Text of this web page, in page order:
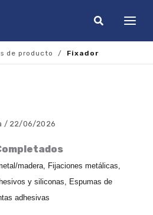
de producto / Fixador
/ 22/06/2026
madera, Fijaciones metálicas,
y siliconas, Espumas de
adhesivas